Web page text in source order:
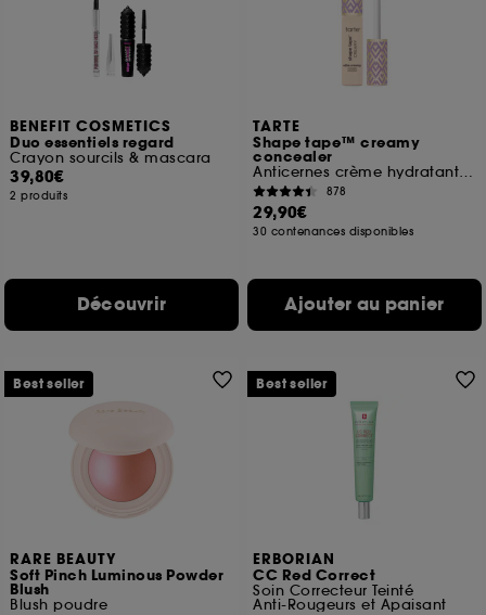
BENEFIT COSMETICS
Duo essentiels regard
Crayon sourcils & mascara
39,80€
2 produits
Découvrir
TARTE
Shape tape™ creamy
concealer
Anticernes crème hydratant haute couvrance
878
29,90€
30 contenances disponibles
Ajouter au panier
RARE BEAUTY
Soft Pinch Luminous Powder
Blush
Blush poudre
Best seller
ERBORIAN
CC Red Correct
Soin Correcteur Teinté
Anti-Rougeurs et Apaisant
Best seller